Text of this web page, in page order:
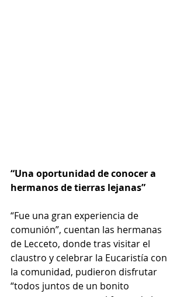
“Una oportunidad de conocer a
hermanos de tierras lejanas”
“Fue una gran experiencia de
comunión”, cuentan las hermanas
de Lecceto, donde tras visitar el
claustro y celebrar la Eucaristía con
la comunidad, pudieron disfrutar
“todos juntos de un bonito